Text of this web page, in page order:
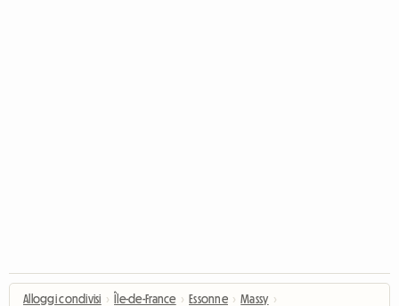
Alloggi condivisi › Île-de-France › Essonne › Massy ›